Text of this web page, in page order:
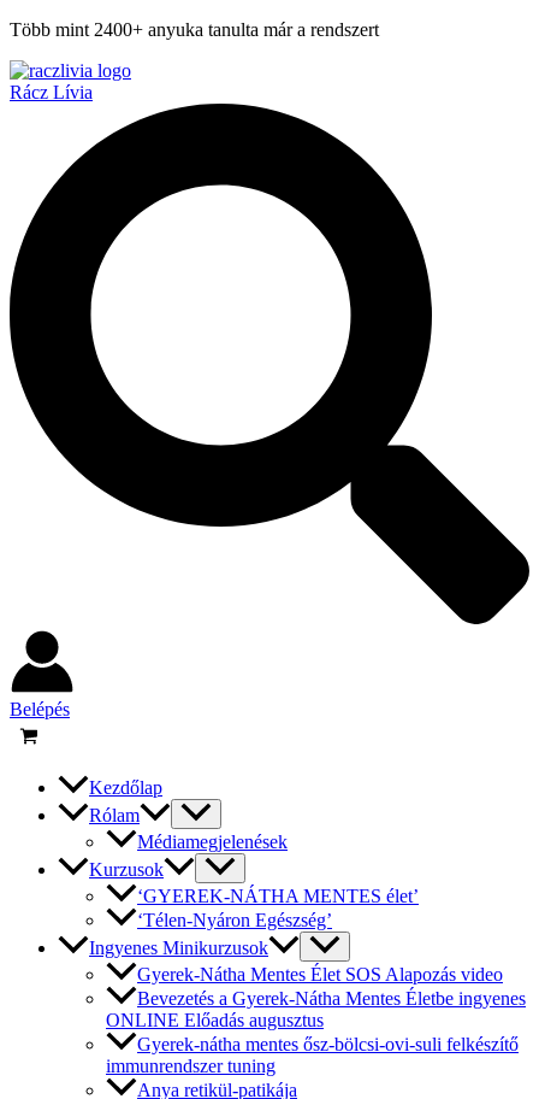
Ugrás
tartalomra
Több mint 2400+ anyuka tanulta már a rendszert
Rácz Lívia
Belépés
Kezdőlap
Rólam
Médiamegjelenések
Kurzusok
‘GYEREK-NÁTHA MENTES élet’
‘Télen-Nyáron Egészség’
Ingyenes Minikurzusok
Gyerek-Nátha Mentes Élet SOS Alapozás video
Bevezetés a Gyerek-Nátha Mentes Életbe ingyenes
ONLINE Előadás augusztus
Gyerek-nátha mentes ősz-bölcsi-ovi-suli felkészítő
immunrendszer tuning
Anya retikül-patikája